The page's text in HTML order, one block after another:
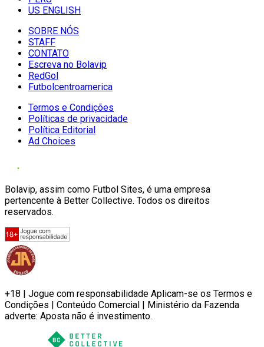
US ENGLISH
SOBRE NÓS
STAFF
CONTATO
Escreva no Bolavip
RedGol
Futbolcentroamerica
Termos e Condições
Políticas de privacidade
Política Editorial
Ad Choices
Bolavip, assim como Futbol Sites, é uma empresa
pertencente à Better Collective. Todos os direitos
reservados.
+18 | Jogue com responsabilidade Aplicam-se os Termos e
Condições | Conteúdo Comercial | Ministério da Fazenda
adverte: Aposta não é investimento.